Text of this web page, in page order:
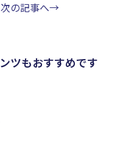
次の記事へ→
ツもおすすめです